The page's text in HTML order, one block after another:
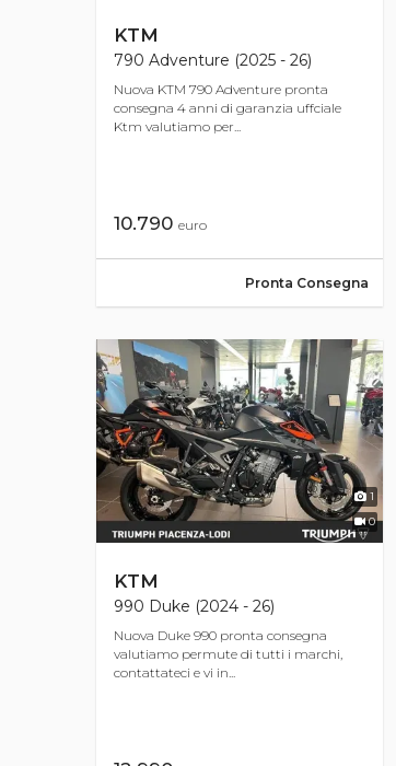
KTM
790 Adventure (2025 - 26)
Nuova KTM 790 Adventure pronta
consegna 4 anni di garanzia uffciale
Ktm valutiamo per...
10.790 euro
Pronta Consegna
1
0
KTM
990 Duke (2024 - 26)
Nuova Duke 990 pronta consegna
valutiamo permute di tutti i marchi,
contattateci e vi in...